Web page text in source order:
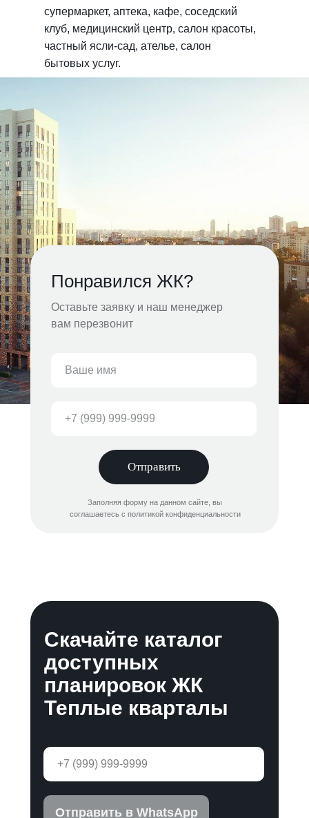
супермаркет, аптека, кафе, соседский
клуб, медицинский центр, салон красоты,
частный ясли-сад, ателье, салон
бытовых услуг.
Отправить
Оставьте заявку и наш менеджер
вам перезвонит
Понравился ЖК?
Заполняя форму на данном сайте, вы
соглашаетесь с политикой конфиденциальности
Скачайте каталог
доступных
планировок ЖК
Теплые кварталы
Отправить в WhatsApp